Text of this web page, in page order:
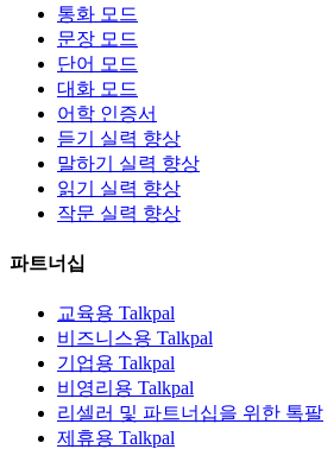
통화 모드
문장 모드
단어 모드
대화 모드
어학 인증서
듣기 실력 향상
말하기 실력 향상
읽기 실력 향상
작문 실력 향상
파트너십
교육용 Talkpal
비즈니스용 Talkpal
기업용 Talkpal
비영리용 Talkpal
리셀러 및 파트너십을 위한 톡팔
제휴용 Talkpal